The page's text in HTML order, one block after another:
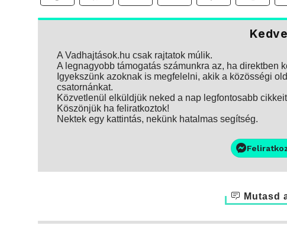
A Vadhajtások.hu csak rajtatok múlik.
A legnagyobb támogatás számunkra az, ha direktben
Igyekszünk azoknak is megfelelni, akik a közösségi
csatornánkat.
Közvetlenül elküldjük neked a nap legfontosabb
Köszönjük ha feliratkoztok!
Nektek egy kattintás, nekünk hatalmas segítség.
Mutasd